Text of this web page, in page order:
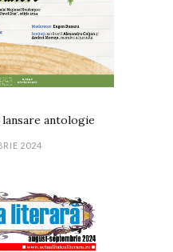
antologie
2024